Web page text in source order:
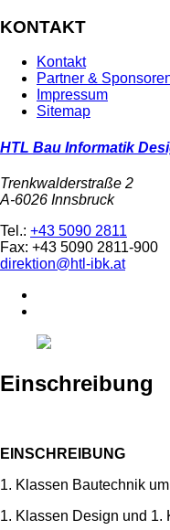
KONTAKT
Kontakt
Partner &
Impressum
Sitemap
HTL Bau Informatik
Trenkwalderstraße 2
A-6026 Innsbruck
Tel.: +43 5090 2811
Fax: +43 5090 2811-900
direktion@htl-ibk.at
Einschreibung
EINSCHREIBUNG
1. Klassen Bautechnik
1. Klassen Design und 1.